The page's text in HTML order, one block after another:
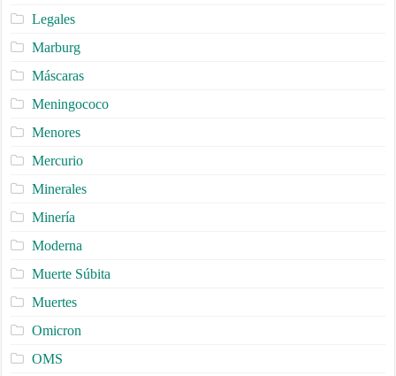
Legales
Marburg
Máscaras
Meningococo
Menores
Mercurio
Minerales
Minería
Moderna
Muerte Súbita
Muertes
Omicron
OMS